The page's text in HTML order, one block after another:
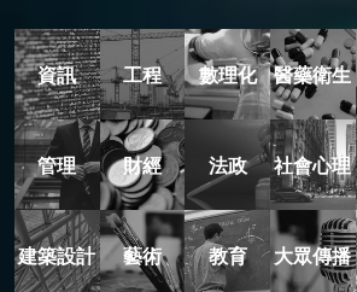
資訊 工程 數理化 醫藥衛生
管理 財經 法政 社會心理
建築設計 藝術 教育 大眾傳播